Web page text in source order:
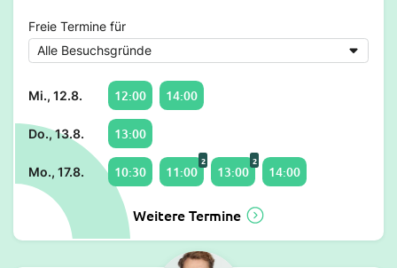
Freie Termine für
Mi., 12.8. 12:00 14:00
Do., 13.8. 13:00
Mo., 17.8. 10:30 11:00
2
13:00
2
14:00
Weitere Termine